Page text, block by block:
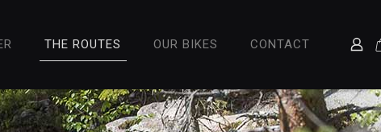
THE ROUTES OUR BIKES CONTACT